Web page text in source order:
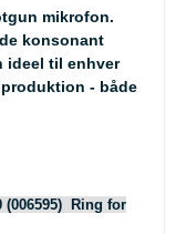
mikrofon.
konsonant
ideel til enhver
- både
(006595) Ring for